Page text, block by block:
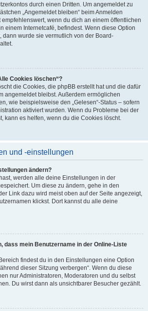
durch einen Dritten. Um angemeldet zu
„Angemeldet bleiben“ beim Anmelden
wenn du dich an einem öffentlichen
einem Internetcafé, befindest. Wenn diese Option
dann wurde sie vermutlich von der Board-
Cookies löschen“?
die Cookies, die phpBB erstellt hat und die dafür
angemeldet bleibst. Außerdem ermöglichen
wie beispielsweise den „Gelesen“-Status – sofern
aktiviert wurden. Wenn du Probleme bei der
kann es helfen, wenn du die Cookies löscht.
und -einstellungen
ändern?
werden alle deine Einstellungen in der
Um diese zu ändern, gehe in den
Link dazu wird meist oben auf der Seite angezeigt,
klickst. Dort kannst du alle deine
dass mein Benutzername in der Online-Liste
findest du in den Einstellungen eine Option
dieser Sitzung verbergen“. Wenn du diese
nur Administratoren, Moderatoren und du selbst
Du wirst dann als unsichtbarer Besucher gezählt.